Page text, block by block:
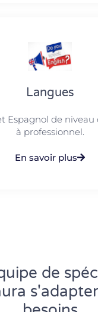
Langues
Espagnol de
à professionnel.
En savoir plus
de